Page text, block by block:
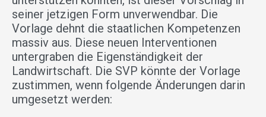
seiner jetzigen Form unverwendbar. Die
Vorlage dehnt die staatlichen Kompetenzen
massiv aus. Diese neuen Interventionen
untergraben die Eigenständigkeit der
Landwirtschaft. Die SVP könnte der Vorlage
zustimmen, wenn folgende Änderungen darin
umgesetzt werden: